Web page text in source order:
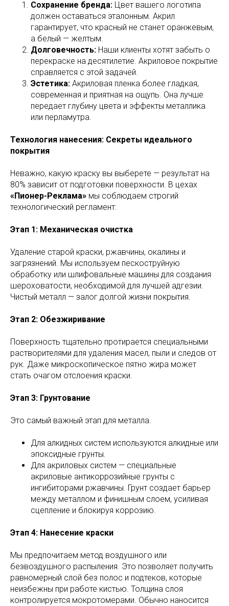
Сохранение бренда: Цвет вашего логотипа
должен оставаться эталонным. Акрил
гарантирует, что красный не станет оранжевым,
а белый — желтым.
Долговечность: Наши клиенты хотят забыть о
перекраске на десятилетие. Акриловое покрытие
справляется с этой задачей.
Эстетика: Акриловая пленка более гладкая,
современная и приятная на ощупь. Она лучше
передает глубину цвета и эффекты металлика
или перламутра.
Технология нанесения: Секреты идеального
покрытия
Неважно, какую краску вы выберете — результат на
80% зависит от подготовки поверхности. В цехах
«Пионер-Реклама» мы соблюдаем строгий
технологический регламент:
Этап 1: Механическая очистка
Удаление старой краски, ржавчины, окалины и
загрязнений. Мы используем пескоструйную
обработку или шлифовальные машины для создания
шероховатости, необходимой для лучшей адгезии.
Чистый металл — залог долгой жизни покрытия.
Этап 2: Обезжиривание
Поверхность тщательно протирается специальными
растворителями для удаления масел, пыли и следов от
рук. Даже микроскопическое пятно жира может
стать очагом отслоения краски.
Этап 3: Грунтование
Это самый важный этап для металла.
Для алкидных систем используются алкидные или
эпоксидные грунты.
Для акриловых систем — специальные
акриловые антикоррозийные грунты с
ингибиторами ржавчины. Грунт создает барьер
между металлом и финишным слоем, усиливая
сцепление и блокируя коррозию.
Этап 4: Нанесение краски
Мы предпочитаем метод воздушного или
безвоздушного распыления. Это позволяет получить
равномерный слой без полос и подтеков, которые
неизбежны при работе кистью. Толщина слоя
контролируется мокротомерами. Обычно наносится